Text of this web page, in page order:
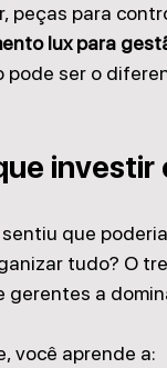
peças para
lux para
pode ser o
sentiu que
tudo? O
gerentes a
você aprende a: